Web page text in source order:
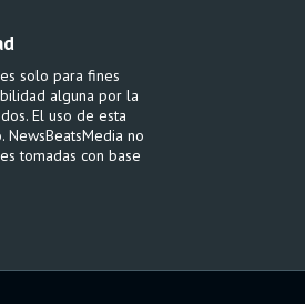
solo para fines
alguna por la
El uso de esta
no
tomadas con base